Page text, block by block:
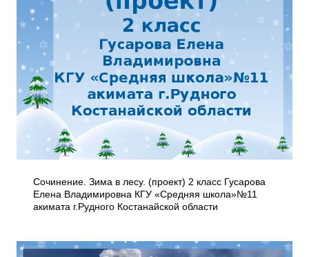
Сочинение. Зима в лесу. (проект) 2 класс Гусарова
Елена Владимировна КГУ «Средняя школа»№11
акимата г.Рудного Костанайской области